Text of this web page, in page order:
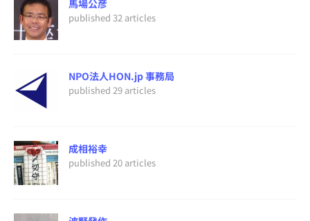
馬場公彦
published 32 articles
NPO法人HON.jp 事務局
published 29 articles
成相裕幸
published 20 articles